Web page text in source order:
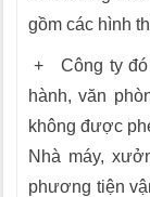
gồm các hình
+ Công ty đó
hành, văn
không được
Nhà máy,
phương tiện